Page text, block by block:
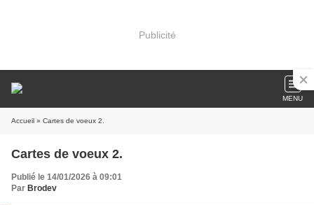
Publicité
MENU
Accueil » Cartes de voeux 2.
Cartes de voeux 2.
Publié le 14/01/2026 à 09:01
Par Brodev